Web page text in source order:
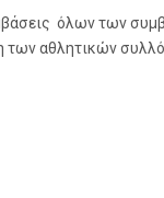
όλων των
των αθλητικών